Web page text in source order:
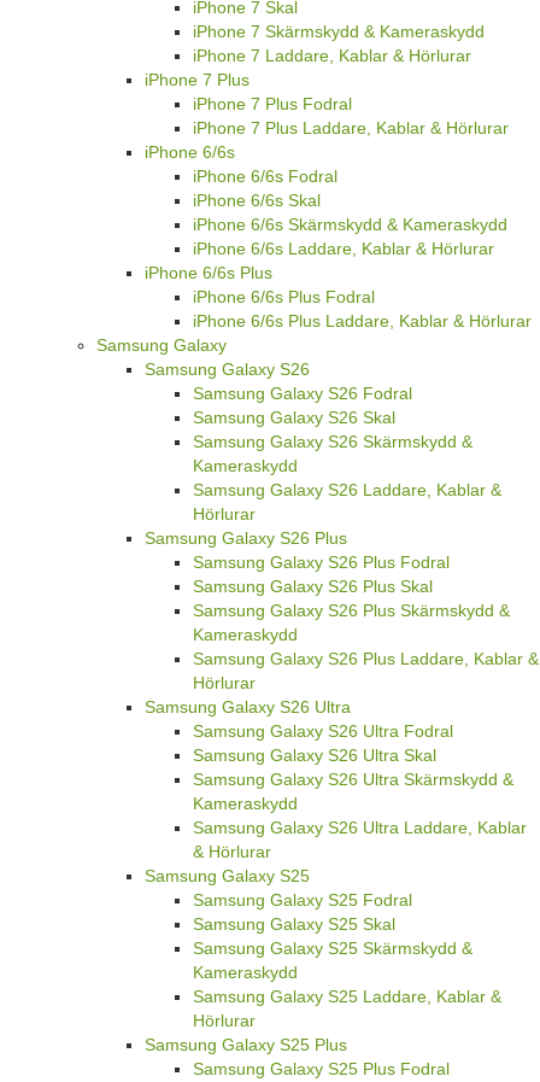
iPhone 7 Skal
iPhone 7 Skärmskydd & Kameraskydd
iPhone 7 Laddare, Kablar & Hörlurar
iPhone 7 Plus
iPhone 7 Plus Fodral
iPhone 7 Plus Laddare, Kablar & Hörlurar
iPhone 6/6s
iPhone 6/6s Fodral
iPhone 6/6s Skal
iPhone 6/6s Skärmskydd & Kameraskydd
iPhone 6/6s Laddare, Kablar & Hörlurar
iPhone 6/6s Plus
iPhone 6/6s Plus Fodral
iPhone 6/6s Plus Laddare, Kablar & Hörlurar
Samsung Galaxy
Samsung Galaxy S26
Samsung Galaxy S26 Fodral
Samsung Galaxy S26 Skal
Samsung Galaxy S26 Skärmskydd &
Kameraskydd
Samsung Galaxy S26 Laddare, Kablar &
Hörlurar
Samsung Galaxy S26 Plus
Samsung Galaxy S26 Plus Fodral
Samsung Galaxy S26 Plus Skal
Samsung Galaxy S26 Plus Skärmskydd &
Kameraskydd
Samsung Galaxy S26 Plus Laddare, Kablar &
Hörlurar
Samsung Galaxy S26 Ultra
Samsung Galaxy S26 Ultra Fodral
Samsung Galaxy S26 Ultra Skal
Samsung Galaxy S26 Ultra Skärmskydd &
Kameraskydd
Samsung Galaxy S26 Ultra Laddare, Kablar
& Hörlurar
Samsung Galaxy S25
Samsung Galaxy S25 Fodral
Samsung Galaxy S25 Skal
Samsung Galaxy S25 Skärmskydd &
Kameraskydd
Samsung Galaxy S25 Laddare, Kablar &
Hörlurar
Samsung Galaxy S25 Plus
Samsung Galaxy S25 Plus Fodral